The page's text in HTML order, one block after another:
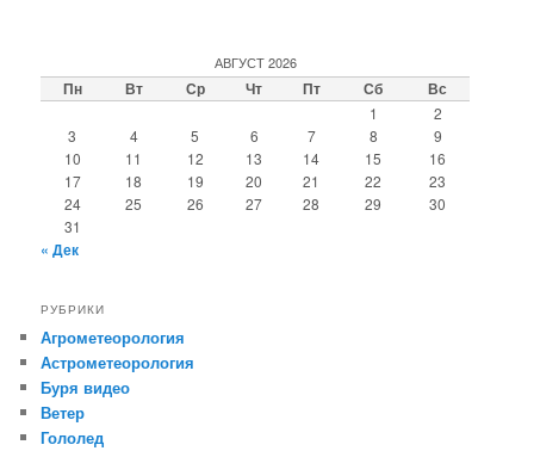
АВГУСТ 2026
Пн Вт Ср Чт Пт Сб Вс
1
2
3
4 5 6 7 8
9
10
11 12 13 14 15
16
17
18 19 20 21 22
23
24
25 26 27 28 29
30
31
« Дек
РУБРИКИ
Агрометеорология
Астрометеорология
Буря видео
Ветер
Гололед